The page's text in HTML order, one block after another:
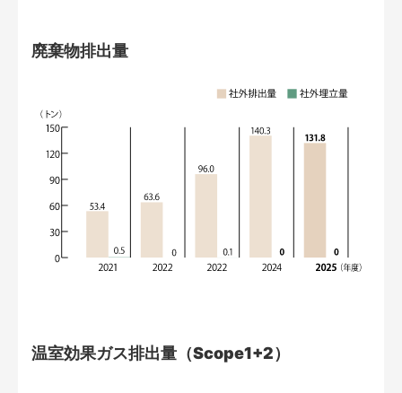
廃棄物排出量
温室効果ガス排出量（Scope1+2）